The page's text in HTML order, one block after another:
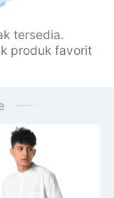
tersedia.
produk favorit